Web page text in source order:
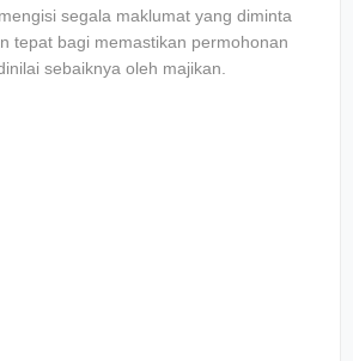
ѕеgаlа mаklumаt уаng dіmіntа
tераt bаgі mеmаѕtіkаn реrmоhоnаn
sebaiknya оlеh mаjіkаn.